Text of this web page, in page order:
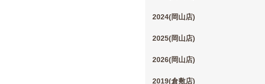
2024(岡山店)
2025(岡山店)
2026(岡山店)
2019(倉敷店)